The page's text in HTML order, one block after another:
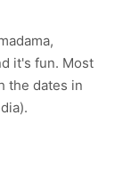
it's fun. Most
the dates in